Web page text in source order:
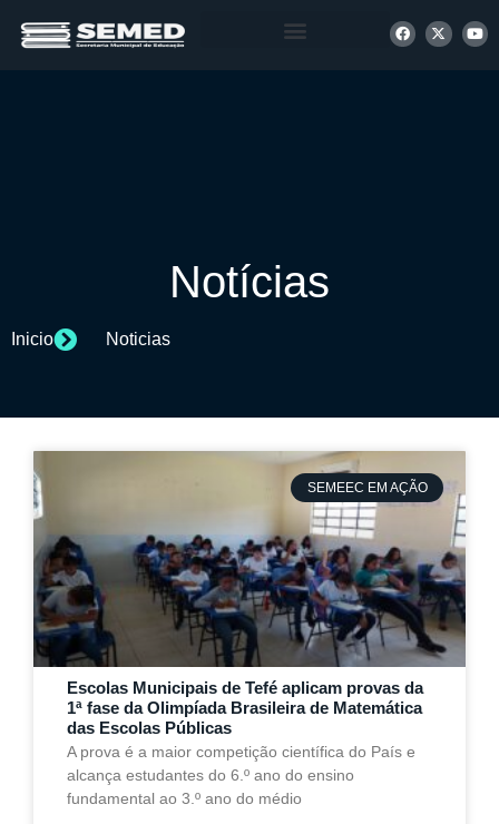
Notícias
Inicio Noticias
SEMEEC EM AÇÃO
Escolas Municipais de Tefé aplicam provas da
1ª fase da Olimpíada Brasileira de Matemática
das Escolas Públicas
A prova é a maior competição científica do País e
alcança estudantes do 6.º ano do ensino
fundamental ao 3.º ano do médio